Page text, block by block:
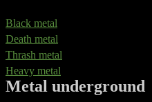
Black metal
Death metal
Thrash metal
Heavy metal
Metal underground